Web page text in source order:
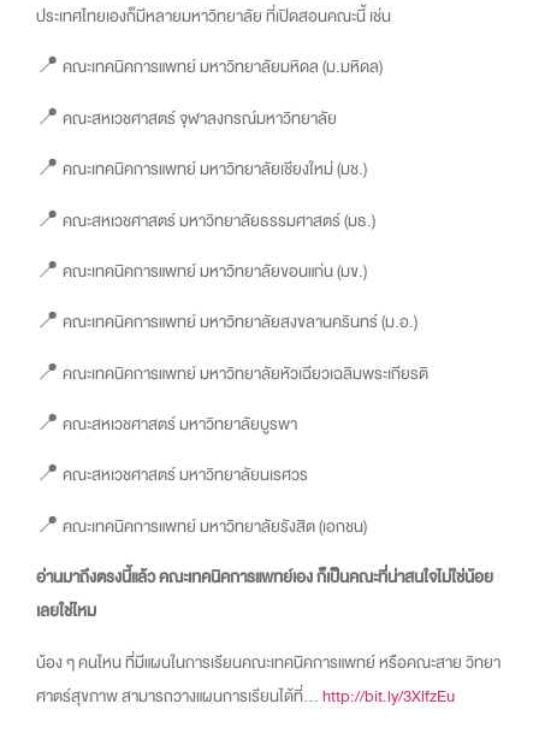
ประเทศไทยเองก็มีหลายมหาวิทยาลัย ที่เปิดสอนคณะนี้ เช่น
📍 คณะเทคนิคการแพทย์ มหาวิทยาลัยมหิดล (ม.มหิดล)
📍 คณะสหเวชศาสตร์ จุฬาลงกรณ์มหาวิทยาลัย
📍 คณะเทคนิคการแพทย์ มหาวิทยาลัยเชียงใหม่ (มช.)
📍 คณะสหเวชศาสตร์ มหาวิทยาลัยธรรมศาสตร์ (มธ.)
📍 คณะเทคนิคการแพทย์ มหาวิทยาลัยขอนแก่น (มข.)
📍 คณะเทคนิคการแพทย์ มหาวิทยาลัยสงขลานครินทร์ (ม.อ.)
📍 คณะเทคนิคการแพทย์ มหาวิทยาลัยหัวเฉียวเฉลิมพระเกียรติ
📍 คณะสหเวชศาสตร์ มหาวิทยาลัยบูรพา
📍 คณะสหเวชศาสตร์ มหาวิทยาลัยนเรศวร
📍 คณะเทคนิคการแพทย์ มหาวิทยาลัยรังสิต (เอกชน)
อ่านมาถึงตรงนี้แล้ว คณะเทคนิคการแพทย์เอง ก็เป็นคณะที่น่าสนใจไม่ใช่น้อย
เลยใช่ไหม
น้อง ๆ คนไหน ที่มีแผนในการเรียนคณะเทคนิคการแพทย์ หรือคณะสาย วิทยา
ศาตร์สุขภาพ สามารถวางแผนการเรียนได้ที่…http://bit.ly/3XlfzEu